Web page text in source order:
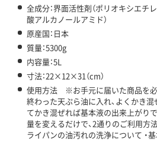
全成分：界面活性剤（ポリオキシエチ
酸アルカノールアミド）
原産国：日本
質量：5300g
内容量：5L
寸法：22×12×31（cm）
使用方法 ※お手元に届いた商品を必
終わった天ぷら油に入れ、よくかき混
てかき混ぜれば基本液の出来上がり
量を変えるだけで、2通りのご利用方
ライパンの油汚れの洗浄について ・